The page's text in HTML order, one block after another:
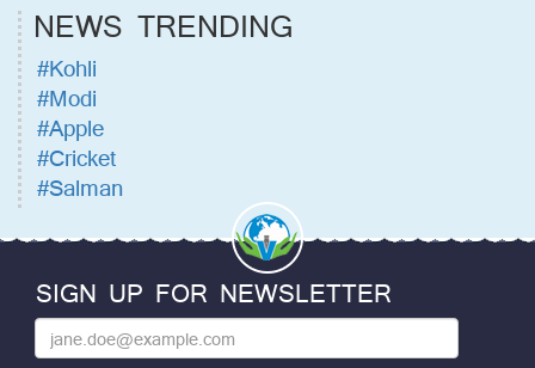
NEWS TRENDING
#Kohli
#Modi
#Apple
#Cricket
#Salman
SIGN UP FOR NEWSLETTER